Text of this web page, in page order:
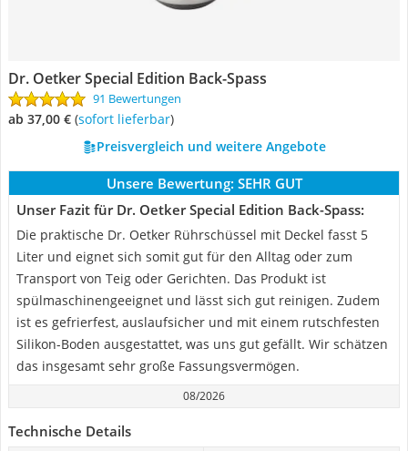
Dr. Oetker Special Edition Back-Spass
91 Bewertungen
ab 37,00 € ( Sofort lieferbar)
Preisvergleich und weitere Angebote
Unsere Bewertung: SEHR GUT
Unser Fazit für Dr. Oetker Special Edition Back-Spass:
Die praktische Dr. Oetker Rührschüssel mit Deckel fasst 5
Liter und eignet sich somit gut für den Alltag oder zum
Transport von Teig oder Gerichten. Das Produkt ist
spülmaschinengeeignet und lässt sich gut reinigen. Zudem
ist es gefrierfest, auslaufsicher und mit einem rutschfesten
Silikon-Boden ausgestattet, was uns gut gefällt. Wir schätzen
das insgesamt sehr große Fassungsvermögen.
08/2026
Technische Details